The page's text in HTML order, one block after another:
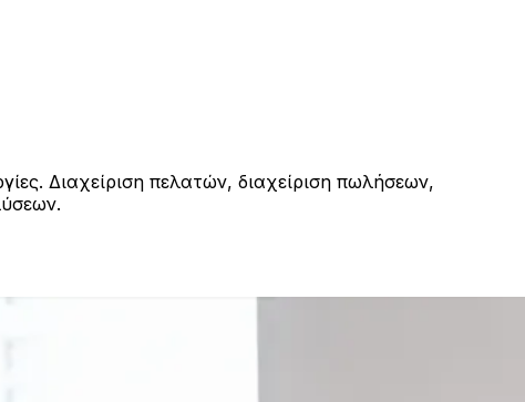
Διαχείριση πελατών, διαχείριση πωλήσεων,